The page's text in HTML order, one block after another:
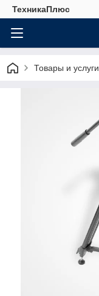
ТехникаПлюс
Товары и услуги